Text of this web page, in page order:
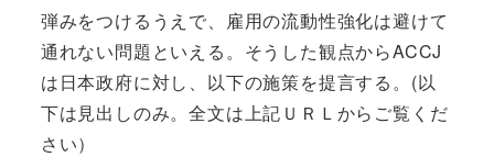
弾みをつけるうえで、雇用の流動性強化は避けて
通れない問題といえる。そうした観点からACCJ
は日本政府に対し、以下の施策を提言する。(以
下は見出しのみ。全文は上記ＵＲＬからご覧くだ
さい）